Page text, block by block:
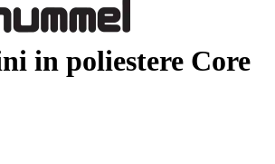
in poliestere Core